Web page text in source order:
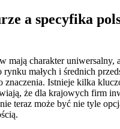
a specyfika
mają charakter uniwersalny,
małych i średnich
znaczenia. Istnieje kilka
że dla krajowych firm
teraz może być nie tyle